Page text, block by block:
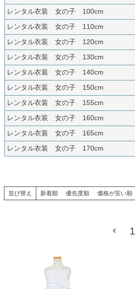
Sale販売
コスチューム
インナー・パニエ
ジュエリー
Graduation & Entrance
卒業式・入学式
きちんと感のあるフォーマル
06 あんしんパック
汚れ・キズ・破損の補償
Buy & Supportご購入・サポート
07 販売・共通のご案内
品質・返品・お手入れ
08 送料・お支払い
送料・決済方法
09 お問い合わせ
電話・メール・LINE
10:00–18:00（完全予約制）
定休 月曜日
店舗を予約する →
Photography
Web または お電話
ヘアメイク・着付け
レンタル衣装 女の子 100cm
レンタル衣装 女の子 110cm
レンタル衣装 女の子 120cm
レンタル衣装 女の子 130cm
レンタル衣装 女の子 140cm
レンタル衣装 女の子 150cm
レンタル衣装 女の子 155cm
レンタル衣装 女の子 160cm
レンタル衣装 女の子 165cm
レンタル衣装 女の子 170cm
並び替え 新着順 優先度順 価格が安い順
1